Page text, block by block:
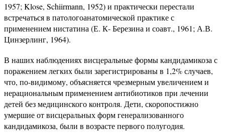
1957; Klose, Schiirmann, 1952) и практически перестали
встречаться в патологоанатомической практике с
применением нистатина (Е. К- Березина и соавт., 1961; А.В.
Цинзерлинг, 1964).
В наших наблюдениях висцеральные формы кандидамикоза с
поражением легких были зарегистрированы в 1,2% случаев,
что, по-видимому, объясняется чрезмерным увеличением и
нерациональным применением антибиотиков при лечении
детей без медицинского контроля. Дети, скоропостижно
умершие от висцеральных форм генерализованного
кандидамикоза, были в возрасте первого полугодия.